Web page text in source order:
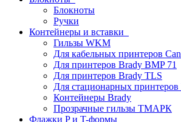
Блокноты
Ручки
Контейнеры и вставки
Гильзы WKM
Для кабельных принтеров
Для принтеров Brady BMP 71
Для принтеров Brady TLS
Для стационарных
Контейнеры Brady
Прозрачные гильзы ТМАРК
Флажки P и T-формы